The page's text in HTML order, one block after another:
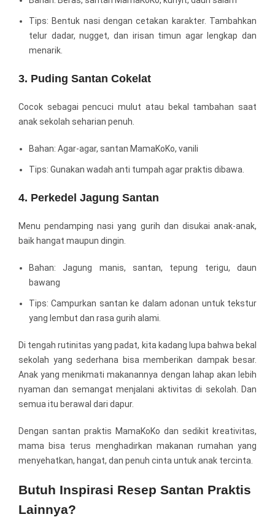
Tips: Bentuk nasi dengan cetakan karakter. Tambahkan
telur dadar, nugget, dan irisan timun agar lengkap dan
menarik.
3. Puding Santan Cokelat
Cocok sebagai pencuci mulut atau bekal tambahan saat
anak sekolah seharian penuh.
Bahan: Agar-agar, santan MamaKoKo, vanili
Tips: Gunakan wadah anti tumpah agar praktis dibawa.
4. Perkedel Jagung Santan
Menu pendamping nasi yang gurih dan disukai anak-anak,
baik hangat maupun dingin.
Bahan: Jagung manis, santan, tepung terigu, daun
bawang
Tips: Campurkan santan ke dalam adonan untuk tekstur
yang lembut dan rasa gurih alami.
Di tengah rutinitas yang padat, kita kadang lupa bahwa bekal
sekolah yang sederhana bisa memberikan dampak besar.
Anak yang menikmati makanannya dengan lahap akan lebih
nyaman dan semangat menjalani aktivitas di sekolah. Dan
semua itu berawal dari dapur.
Dengan santan praktis MamaKoKo dan sedikit kreativitas,
mama bisa terus menghadirkan makanan rumahan yang
menyehatkan, hangat, dan penuh cinta untuk anak tercinta.
Butuh Inspirasi Resep Santan Praktis
Lainnya?